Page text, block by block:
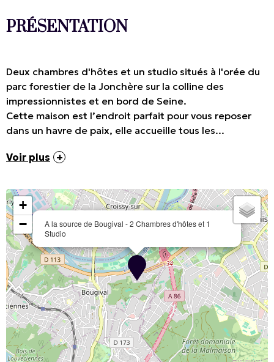
PRÉSENTATION
Deux chambres d'hôtes et un studio situés à l'orée du
parc forestier de la Jonchère sur la colline des
impressionnistes et en bord de Seine.
Cette maison est l’endroit parfait pour vous reposer
dans un havre de paix, elle accueille tous les...
Voir plus
A la source de Bougival - 2 Chambres d'hôtes et 1
Studio
+
−